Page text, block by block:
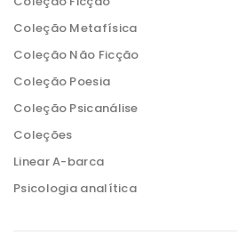
Coleção Metafísica
Coleção Não Ficção
Coleção Poesia
Coleção Psicanálise
Coleções
Linear A-barca
Psicologia analítica